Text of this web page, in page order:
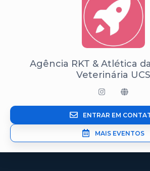
Agência RKT & Atlética
Veterinária UCS
ENTRAR EM
MAIS EVENTOS